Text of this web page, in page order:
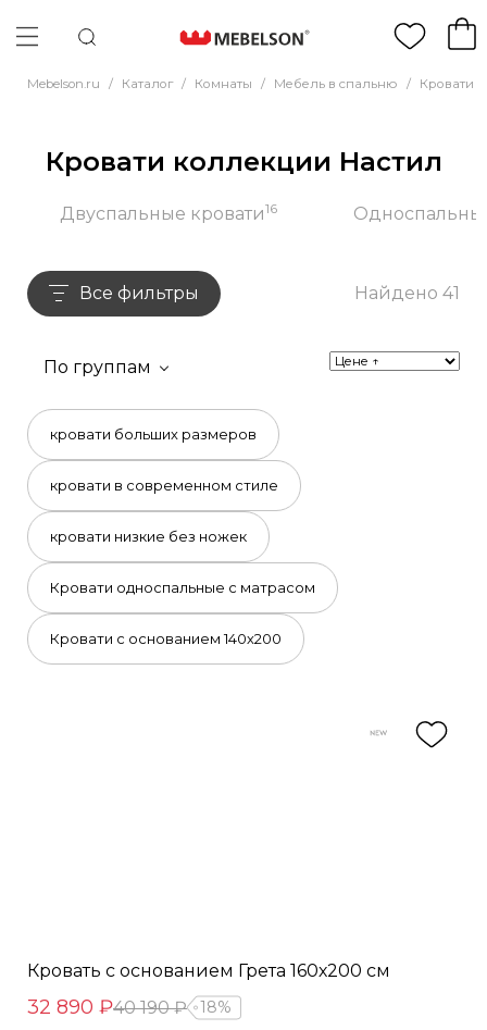
Mebelson.ru / Каталог / Комнаты / Мебель в спальню / Кровати
Кровати коллекции Настил
Двуспальные кровати16
Все фильтры Найдено 41
По группам
кровати больших размеров
кровати в современном стиле
кровати низкие без ножек
Кровати односпальные с матрасом
Кровати с основанием 140х200
Кровать с основанием Грета 160х200 см
32 890 ₽40 190 ₽ 18%